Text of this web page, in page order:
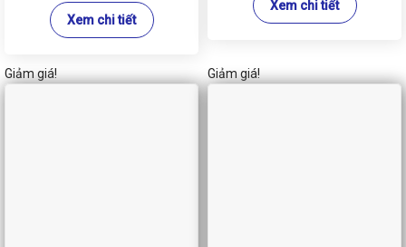
Xem chi tiết
Xem chi tiết
Giảm giá! Giảm giá!